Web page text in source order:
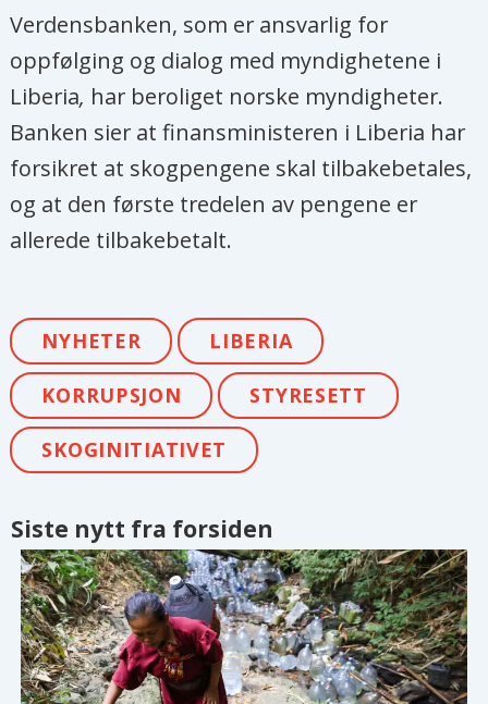
Verdensbanken, som er ansvarlig for
oppfølging og dialog med myndighetene i
Liberia, har beroliget norske myndigheter.
Banken sier at finansministeren i Liberia har
forsikret at skogpengene skal tilbakebetales,
og at den første tredelen av pengene er
allerede tilbakebetalt.
NYHETER LIBERIA
KORRUPSJON STYRESETT
SKOGINITIATIVET
Siste nytt fra forsiden